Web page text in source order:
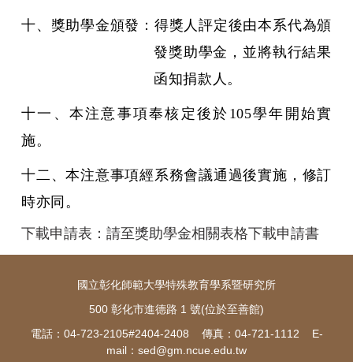
十、獎助學金頒發：得獎人評定後由本系代為頒
發獎助學金，並將執行結果
函知捐款人。
十一、本注意事項奉核定後於105學年開始實
施。
十二、本注意事項經系務會議通過後實施，修訂
時亦同。
下載申請表：請至獎助學金相關表格下載申請書
國立彰化師範大學特殊教育學系暨研究所
500 彰化市進德路 1 號(位於至善館)
電話：04-723-2105#2404-2408 傳真：04-721-1112 E-
mail： sed@gm.ncue.edu.tw